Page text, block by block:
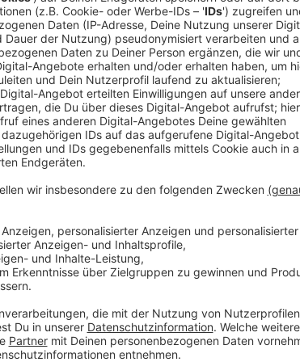
Comedy
Elvis Eifel - Der Podcast:
Anzeige
Vorstellen brauchen wir ihn euch nicht. Seit 2003
seine Späße am Telefon mit seinen Hörerinnen und
müssen am Ende mit lachen - wenn auch nicht
bekommen könnt, ist Elvis nun unter die Podcaster
die Uhr zur Verfügung. Hier bekommt Ihr außerdem